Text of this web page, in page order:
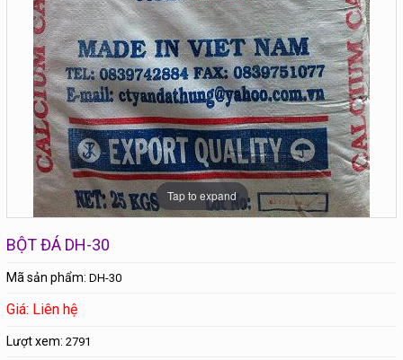
Tap to expand
BỘT ĐÁ DH-30
Mã sản phẩm: DH-30
Giá: Liên hệ
Lượt xem: 2791